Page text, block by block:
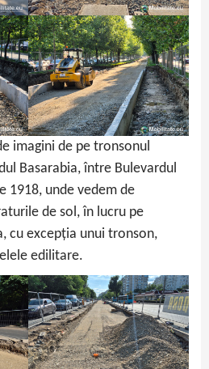
imagini de pe tronsonul
Basarabia, între Bulevardul
1918, unde vedem de
de sol, în lucru pe
cu excepția unui tronson,
edilitare.